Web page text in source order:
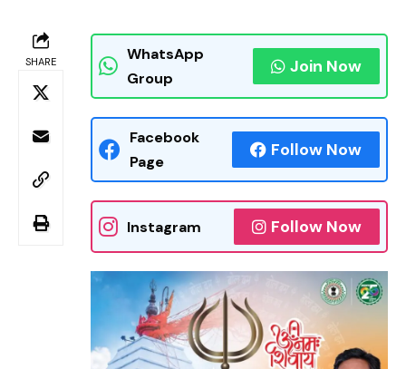
SHARE
WhatsApp
Group
Join Now
Facebook
Page
Follow Now
Instagram Follow Now